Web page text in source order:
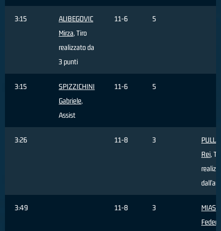
3:15
ALIBEGOVIC
Mirza, Tiro
realizzato da
3 punti
11-6 5
3:15
SPIZZICHINI
Gabriele,
Assist
11-6 5
3:26 11-8 3
Rei,
3:49 11-8 3